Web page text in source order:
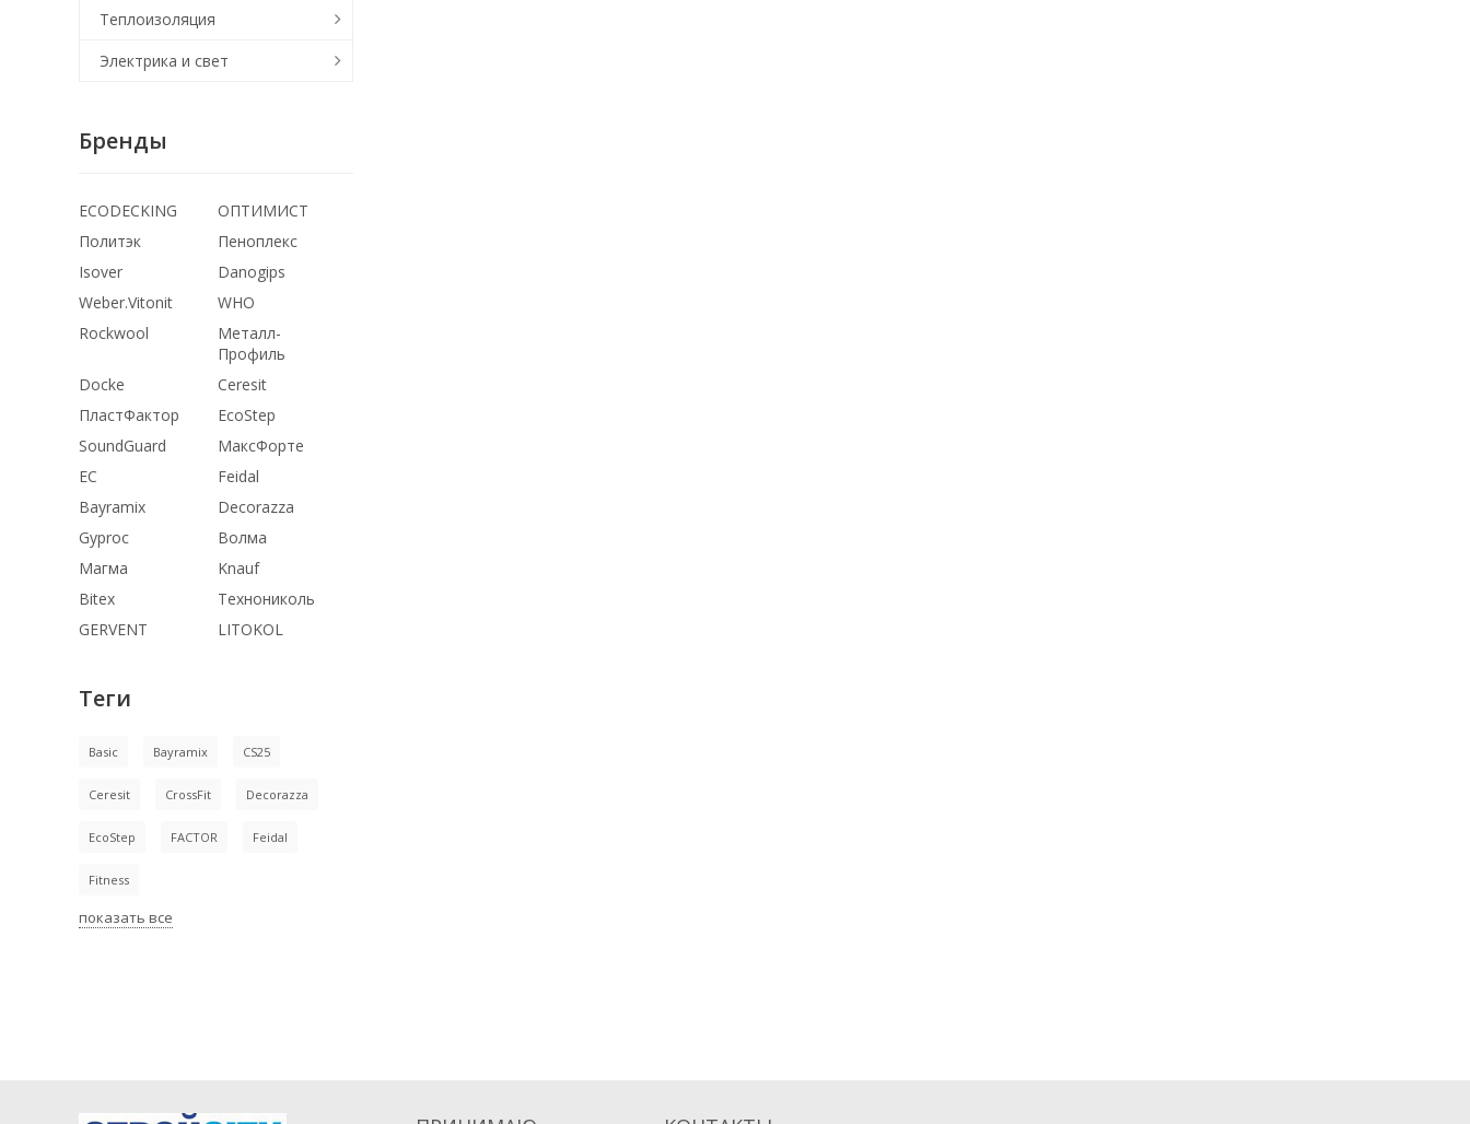
Теплоизоляция
Электрика и свет
Бренды
ECODECKING
ОПТИМИСТ
Политэк
Пеноплекс
Isover
Danogips
Weber.Vitonit
WHO
Rockwool
Металл-
Профиль
Docke
Ceresit
ПластФактор
EcoStep
SoundGuard
МаксФорте
ЕС
Feidal
Bayramix
Decorazza
Gyproc
Волма
Магма
Knauf
Bitex
Технониколь
GERVENT
LITOKOL
Теги
Basic Bayramix CS25
Ceresit CrossFit Decorazza
EcoStep FACTOR Feidal
Fitness
показать все